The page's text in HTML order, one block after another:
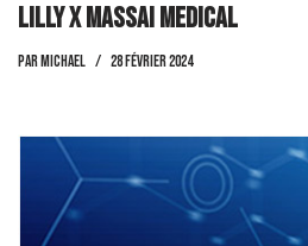
Lilly x Massai Medical
par Michael 28 février 2024